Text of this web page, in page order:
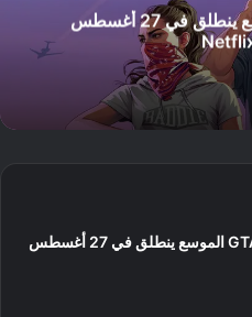
استعراض GTA 6 الموسع ينطلق في 27 أغسطس
استعراض GTA 6 الموسع ينطلق في 27 أغسطس